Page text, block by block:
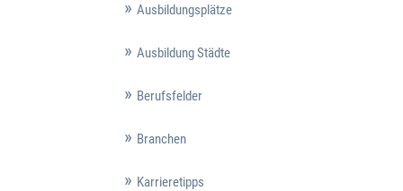
Ausbildungsplätze
Ausbildung Städte
Berufsfelder
Branchen
Karrieretipps